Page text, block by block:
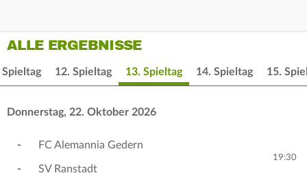
ALLE ERGEBNISSE
Spieltag 12. Spieltag 13. Spieltag 14. Spieltag 15.
Donnerstag, 22. Oktober 2026
-
-
FC Alemannia Gedern
SV Ranstadt
19:30